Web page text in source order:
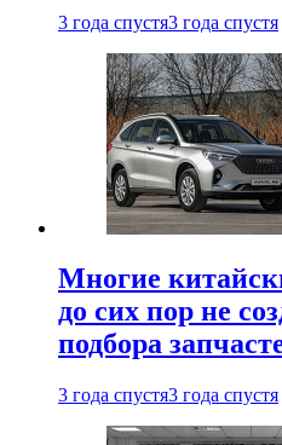
3 года спустя3 года спустя
Многие
до сих пор не
подбора
3 года спустя3 года спустя